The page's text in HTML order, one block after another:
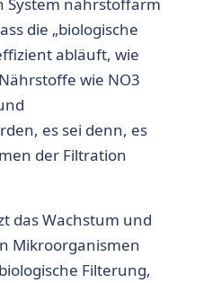
die „biologische
abläuft, wie
wie NO3
es sei denn, es
der Filtration
das Wachstum und
Mikroorganismen
Filterung,